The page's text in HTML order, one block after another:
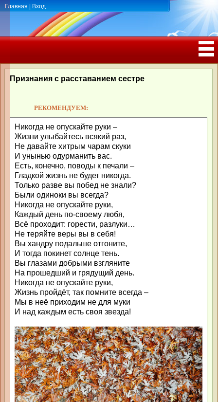
Главная Вход
РОЖДЕНИЯ, ЮБИЛЕЕМ
Признания с расставанием сестре
РЕКОМЕНДУЕМ:
Никогда не опускайте руки –
Жизни улыбайтесь всякий раз,
Не давайте хитрым чарам скуки
И унынью одурманить вас.
Есть, конечно, поводы к печали –
Гладкой жизнь не будет никогда.
Только разве вы побед не знали?
Были одиноки вы всегда?
Никогда не опускайте руки,
Каждый день по-своему любя,
Всё проходит: горести, разлуки…
Не теряйте веры вы в себя!
Вы хандру подальше отгоните,
И тогда покинет солнце тень.
Вы глазами добрыми взгляните
На прошедший и грядущий день.
Никогда не опускайте руки,
Жизнь пройдёт, так помните всегда –
Мы в неё приходим не для муки
И над каждым есть своя звезда!